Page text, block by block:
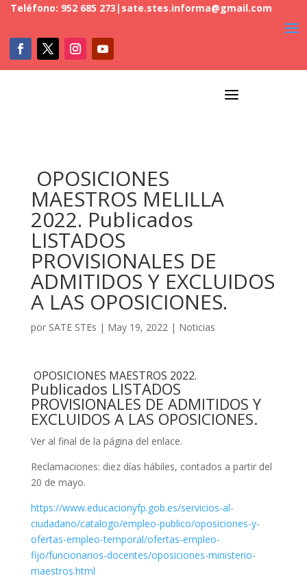
Teléfono: 952 685 273 | sate.stes.informa@gmail.com
a
OPOSICIONES
MAESTROS MELILLA
2022. Publicados
LISTADOS
PROVISIONALES DE
ADMITIDOS Y EXCLUIDOS
A LAS OPOSICIONES.
por SATE STEs | May 19, 2022| Noticias
OPOSICIONES MAESTROS 2022.
Publicados LISTADOS
PROVISIONALES DE ADMITIDOS Y
EXCLUIDOS A LAS OPOSICIONES.
Ver al final de la página del enlace.
Reclamaciones: diez días hábiles, contados a partir del
20 de mayo.
https://www.educacionyfp.gob.es/servicios-al-
ciudadano/catalogo/empleo-publico/oposiciones-y-
ofertas-empleo-temporal/ofertas-empleo-
fijo/funcionarios-docentes/oposiciones-ministerio-
maestros.html